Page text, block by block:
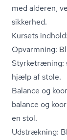
med alderen,
sikkerhed.
Kursets indhold:
Opvarmning:
Styrketræning:
hjælp af stole.
Balance og
balance og
en stol.
Udstrækning: